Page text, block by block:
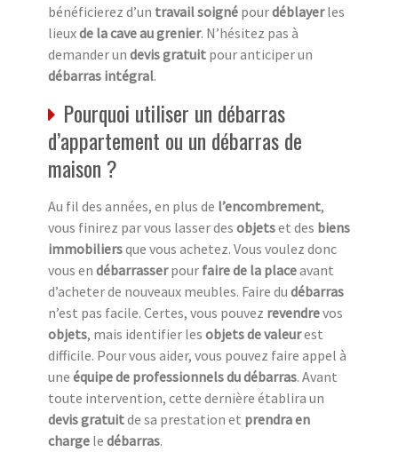
bénéficierez d’un travail soigné pourdéblayerles
lieuxde la cave au grenier. N’hésitez pas à
demander un devis gratuit pour anticiper un
débarras intégral.
Pourquoi utiliser un débarras
d’appartement ou un débarras de
maison ?
Au fil des années, en plus de l’encombrement,
vous finirez par vous lasser des objetset des biens
immobiliersque vous achetez. Vous voulez donc
vous en débarrasserpour faire de la placeavant
d’acheter de nouveaux meubles. Faire du débarras
n’est pas facile. Certes, vous pouvez revendrevos
objets, mais identifier les objets de valeurest
difficile. Pour vous aider, vous pouvez faire appel à
une équipe de professionnels du débarras. Avant
toute intervention, cette dernière établira un
devis gratuitde sa prestation et prendra en
charge le débarras.